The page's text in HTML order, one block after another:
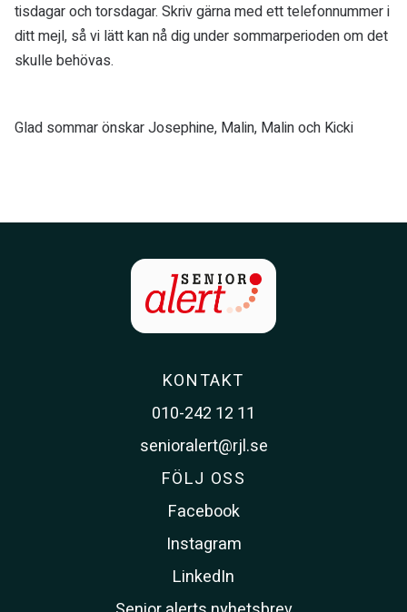
tisdagar och torsdagar. Skriv gärna med ett telefonnummer i
ditt mejl, så vi lätt kan nå dig under sommarperioden om det
skulle behövas.
Glad sommar önskar Josephine, Malin, Malin och Kicki
KONTAKT
010-242 12 11
senioralert@rjl.se
FÖLJ OSS
Facebook
Instagram
LinkedIn